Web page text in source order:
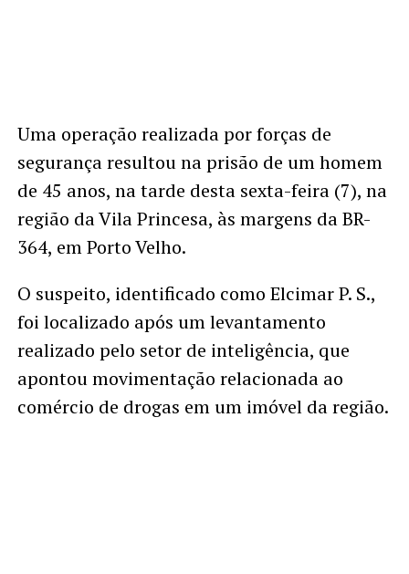
Uma operação realizada por forças de
segurança resultou na prisão de um homem
de 45 anos, na tarde desta sexta-feira (7), na
região da Vila Princesa, às margens da BR-
364, em Porto Velho.
O suspeito, identificado como Elcimar P. S.,
foi localizado após um levantamento
realizado pelo setor de inteligência, que
apontou movimentação relacionada ao
comércio de drogas em um imóvel da região.